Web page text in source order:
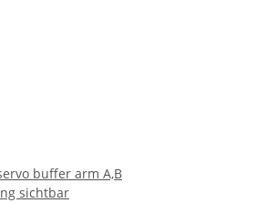
buffer arm A,B
sichtbar